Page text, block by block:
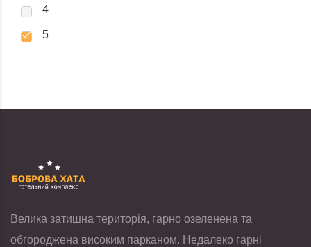
4
5
Велика затишна територія, гарно озеленена та
обгороджена високим парканом. Недалеко гарні